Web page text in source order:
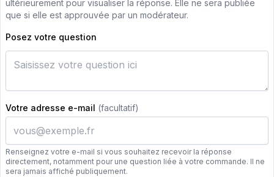
ultérieurement pour visualiser la réponse. Elle ne sera publiée
que si elle est approuvée par un modérateur.
Posez votre question
Votre adresse e-mail (facultatif)
Renseignez votre e-mail si vous souhaitez recevoir la réponse
directement, notamment pour une question liée à votre commande. Il ne
sera jamais affiché publiquement.